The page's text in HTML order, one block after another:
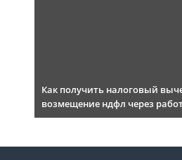
Как получить налоговый
возмещение ндфл через